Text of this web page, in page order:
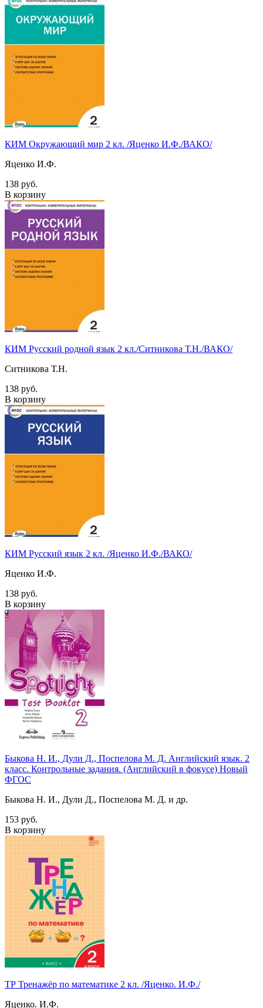
КИМ Окружающий мир 2 кл. /Яценко И.Ф./ВАКО/
Яценко И.Ф.
138 руб.
В корзину
КИМ Русский родной язык 2 кл./Ситникова Т.Н./ВАКО/
Ситникова Т.Н.
138 руб.
В корзину
КИМ Русский язык 2 кл. /Яценко И.Ф./ВАКО/
Яценко И.Ф.
138 руб.
В корзину
Быкова Н. И., Дули Д., Поспелова М. Д. Английский язык. 2
класс. Контрольные задания. (Английский в фокусе) Новый
ФГОС
Быкова Н. И., Дули Д., Поспелова М. Д. и др.
153 руб.
В корзину
ТР Тренажёр по математике 2 кл. /Яценко. И.Ф./
Яценко. И.Ф.